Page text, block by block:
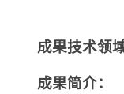
成果技术领域
成果简介：